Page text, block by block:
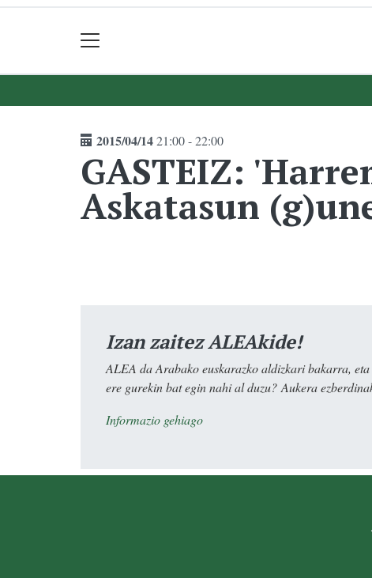
2015/04/1421:00 - 22:00
GASTEIZ:
Askatasun
Izan zaitez ALEAkide!
ALEA da Arabako euskarazko aldizkari bakarra,
ere gurekin bat egin nahi al duzu? Aukera
Informazio gehiago